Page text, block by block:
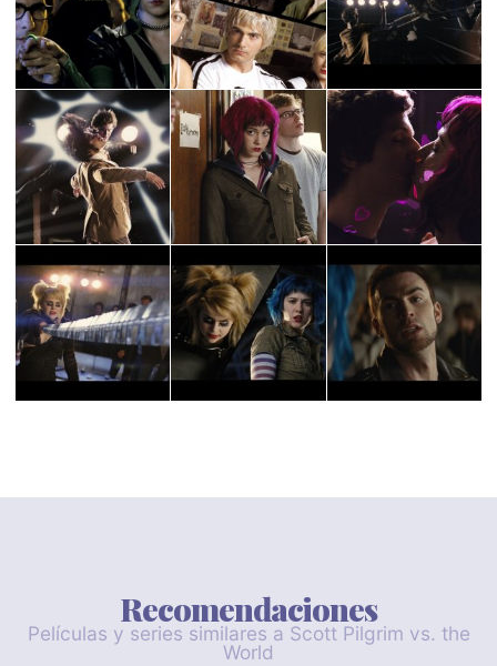
Recomendaciones
Películas y series similares a Scott Pilgrim vs. the
World